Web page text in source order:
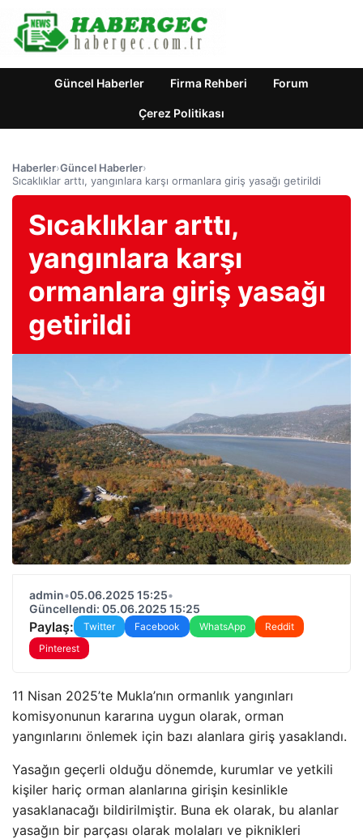
Güncel Haberler Firma Rehberi Forum
Çerez Politikası
Haberler›Güncel Haberler›
Sıcaklıklar arttı, yangınlara karşı ormanlara giriş yasağı getirildi
Sıcaklıklar arttı,
yangınlara karşı
ormanlara giriş yasağı
getirildi
admin•05.06.2025 15:25•
Güncellendi: 05.06.2025 15:25
Paylaş: Twitter Facebook WhatsApp
Reddit
Pinterest
11 Nisan 2025’te Mukla’nın ormanlık yangınları
komisyonunun kararına uygun olarak, orman
yangınlarını önlemek için bazı alanlara giriş yasaklandı.
Yasağın geçerli olduğu dönemde, kurumlar ve yetkili
kişiler hariç orman alanlarına girişin kesinlikle
yasaklanacağı bildirilmiştir. Buna ek olarak, bu alanlar
yasağın bir parçası olarak molaları ve piknikleri